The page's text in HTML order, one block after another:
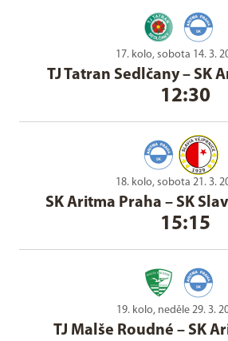
17. kolo, sobota 14. 3.
TJ Tatran Sedlčany– SK
12:30
18. kolo, sobota 21. 3.
SK Aritma Praha – SK
15:15
19. kolo, neděle 29. 3.
TJ Malše Roudné – SK